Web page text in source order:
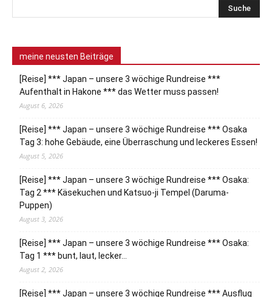
meine neusten Beiträge
[Reise] *** Japan – unsere 3 wöchige Rundreise ***
Aufenthalt in Hakone *** das Wetter muss passen!
August 6, 2026
[Reise] *** Japan – unsere 3 wöchige Rundreise *** Osaka
Tag 3: hohe Gebäude, eine Überraschung und leckeres Essen!
August 5, 2026
[Reise] *** Japan – unsere 3 wöchige Rundreise *** Osaka:
Tag 2 *** Käsekuchen und Katsuo-ji Tempel (Daruma-
Puppen)
August 3, 2026
[Reise] *** Japan – unsere 3 wöchige Rundreise *** Osaka:
Tag 1 *** bunt, laut, lecker…
August 2, 2026
[Reise] *** Japan – unsere 3 wöchige Rundreise *** Ausflug